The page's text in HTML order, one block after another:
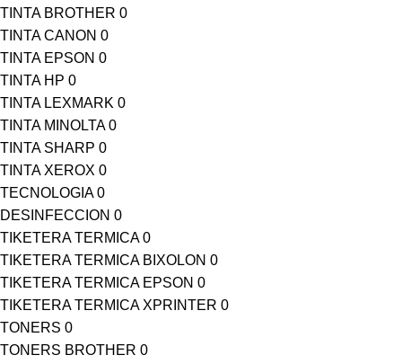
TINTA BROTHER 0
TINTA CANON 0
TINTA EPSON 0
TINTA HP 0
TINTA LEXMARK 0
TINTA MINOLTA 0
TINTA SHARP 0
TINTA XEROX 0
TECNOLOGIA 0
DESINFECCION 0
TIKETERA TERMICA 0
TIKETERA TERMICA BIXOLON 0
TIKETERA TERMICA EPSON 0
TIKETERA TERMICA XPRINTER 0
TONERS 0
TONERS BROTHER 0